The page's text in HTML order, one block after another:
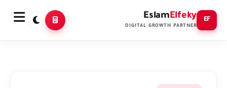
EF
EslamElfeky
DIGITAL GROWTH PARTNER